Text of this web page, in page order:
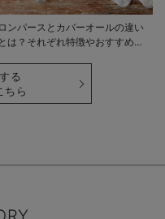
ロンパースとカバーオールの違い
とは？それぞれ特徴やおすすめ商
る
ちら